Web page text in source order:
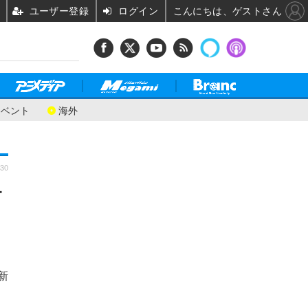
ント 海外
ユーザー登録 ログイン こんにちは、ゲストさん